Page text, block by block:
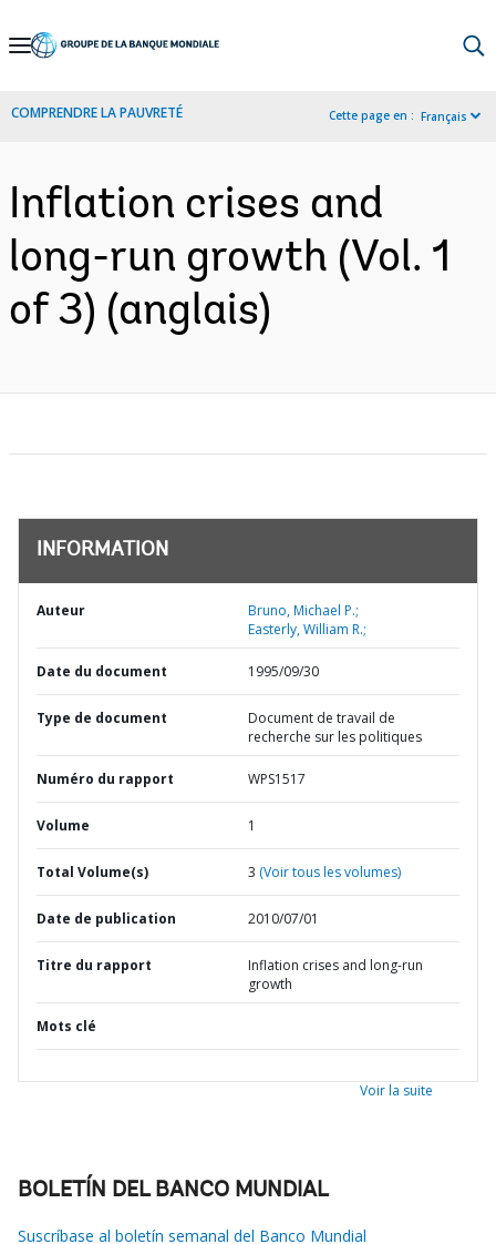
Skip
Navigation
COMPRENDRE LA PAUVRETÉ Cette page en : Français
Inflation crises and
long-run growth (Vol. 1
of 3) (anglais)
INFORMATION
Auteur
Bruno, Michael P.;
Easterly, William R.;
Date du document 1995/09/30
Type de document
Document de travail de
recherche sur les politiques
Numéro du rapport WPS1517
Volume 1
Total Volume(s) 3 (Voir tous les volumes)
Date de publication 2010/07/01
Titre du rapport
Inflation crises and long-run
growth
Mots clé
Voir la suite
BOLETÍN DEL BANCO MUNDIAL
Suscríbase al boletín semanal del Banco Mundial